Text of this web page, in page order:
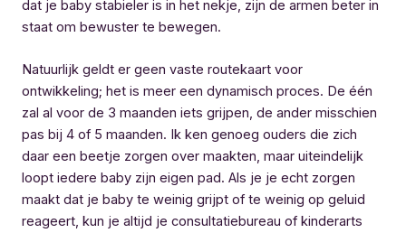
dat je baby stabieler is in het nekje, zijn de armen beter in
staat om bewuster te bewegen.
Natuurlijk geldt er geen vaste routekaart voor
ontwikkeling; het is meer een dynamisch proces. De één
zal al voor de 3 maanden iets grijpen, de ander misschien
pas bij 4 of 5 maanden. Ik ken genoeg ouders die zich
daar een beetje zorgen over maakten, maar uiteindelijk
loopt iedere baby zijn eigen pad. Als je je echt zorgen
maakt dat je baby te weinig grijpt of te weinig op geluid
reageert, kun je altijd je consultatiebureau of kinderarts